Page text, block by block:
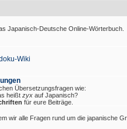
Japanisch-Deutsche Online-Wörterbuch.
Wiki
Übersetzungsfragen wie:
heißt zyx auf Japanisch?
für eure Beiträge.
wir alle Fragen rund um die japanische